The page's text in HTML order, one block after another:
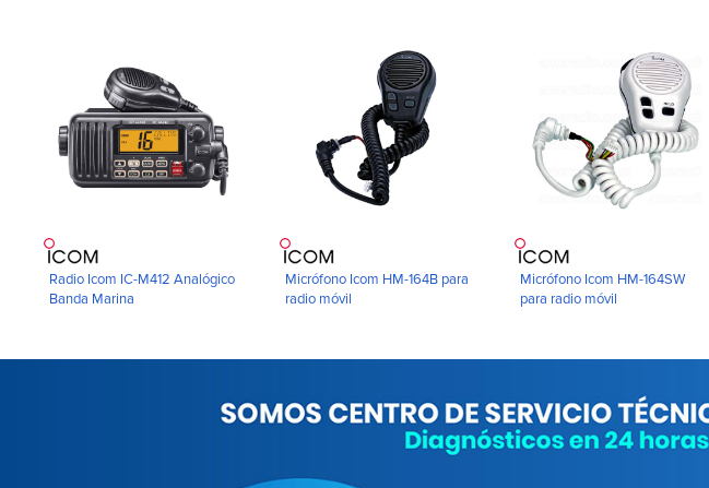
Radio Icom IC-M412 Analógico
Banda Marina
Micrófono Icom HM-164B para
radio móvil
Micrófono Icom HM-164SW
para radio móvil